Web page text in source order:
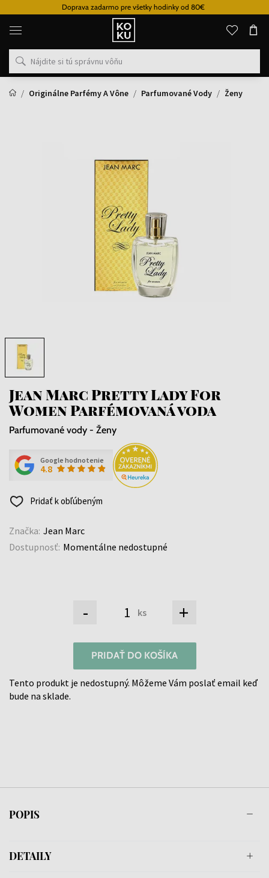
Doprava zadarmo pre všetky hodinky od 80€
Originálne
parfémy
hodinky
na
mieste
Originálne Parfémy A Vône
Parfumované Vody Ženy
Jean Marc Pretty Lady For
Women Parfémovaná voda
Parfumované vody - Ženy
Google hodnotenie
4.8
Pridať k obľúbeným
Značka: Jean Marc
Dostupnosť: Momentálne nedostupné
- ks +
PRIDAŤ DO KOŠÍKA
Tento produkt je nedostupný. Môžeme Vám poslať email keď
bude na sklade.
POPIS
DETAILY